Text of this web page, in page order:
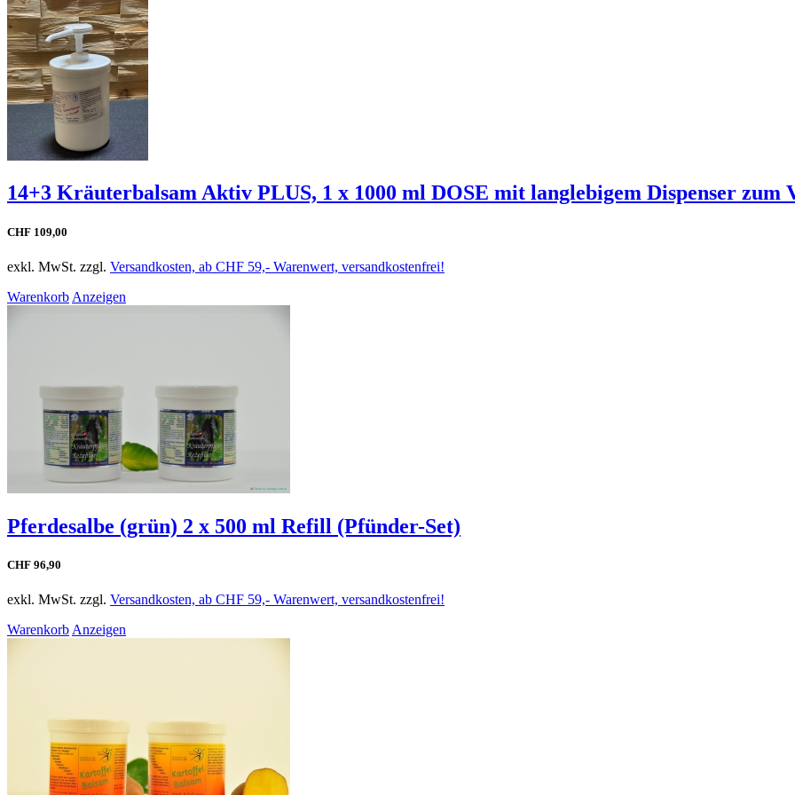
14+3 Kräuterbalsam Aktiv PLUS, 1 x 1000 ml DOSE mit langlebigem Dispenser zum
CHF 109,00
exkl. MwSt. zzgl. Versandkosten, ab CHF 59,- Warenwert, versandkostenfrei!
Warenkorb Anzeigen
Pferdesalbe (grün) 2 x 500 ml Refill (Pfünder-Set)
CHF 96,90
exkl. MwSt. zzgl. Versandkosten, ab CHF 59,- Warenwert, versandkostenfrei!
Warenkorb Anzeigen